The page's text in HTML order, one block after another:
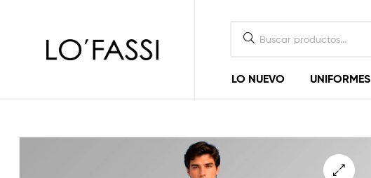
LO NUEVO UNIFORMES